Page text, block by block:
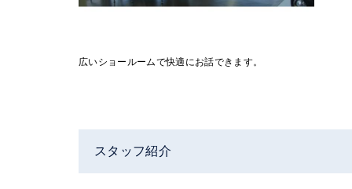
広いショールームで快適にお話できます。
スタッフ紹介